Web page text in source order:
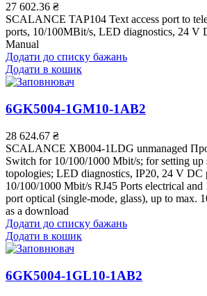
27 602.36 ₴
SCALANCE TAP104 Text access port to
ports, 10/100MBit/s, LED diagnostics, 24 V
Manual
Додати до списку бажань
Додати в кошик
6GK5004-1GM10-1AB2
28 624.67 ₴
SCALANCE XB004-1LDG unmanaged
Switch for 10/100/1000 Mbit/s; for setting up
topologies; LED diagnostics, IP20, 24 V
10/100/1000 Mbit/s RJ45 Ports electrical
port optical (single-mode, glass), up to max.
as a download
Додати до списку бажань
Додати в кошик
6GK5004-1GL10-1AB2